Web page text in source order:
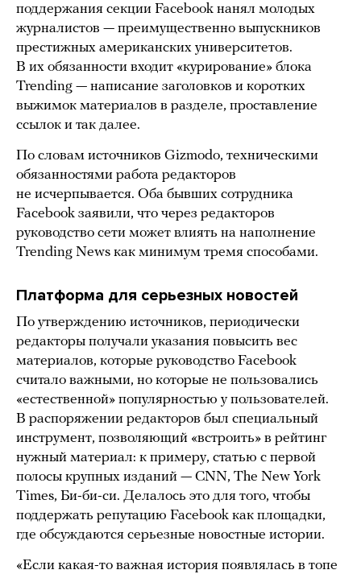
поддержания секции Facebook нанял молодых
журналистов — преимущественно выпускников
престижных американских университетов.
В их обязанности входит «курирование» блока
Trending — написание заголовков и коротких
выжимок материалов в разделе, проставление
ссылок и так далее.
По словам источников Gizmodo, техническими
обязанностями работа редакторов
не исчерпывается. Оба бывших сотрудника
Facebook заявили, что через редакторов
руководство сети может влиять на наполнение
Trending News как минимум тремя способами.
Платформа для серьезных новостей
По утверждению источников, периодически
редакторы получали указания повысить вес
материалов, которые руководство Facebook
считало важными, но которые не пользовались
«естественной» популярностью у пользователей.
В распоряжении редакторов был специальный
инструмент, позволяющий «встроить» в рейтинг
нужный материал: к примеру, статью с первой
полосы крупных изданий — CNN, The New York
Times, Би-би-си. Делалось это для того, чтобы
поддержать репутацию Facebook как площадки,
где обсуждаются серьезные новостные истории.
«Если какая-то важная история появлялась в топе